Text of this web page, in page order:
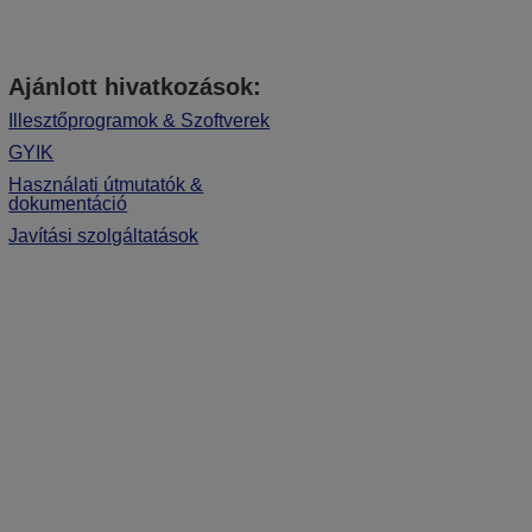
Ajánlott hivatkozások:
Illesztőprogramok & Szoftverek
GYIK
Használati útmutatók &
dokumentáció
Javítási szolgáltatások